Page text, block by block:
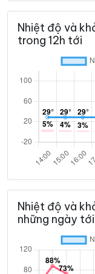
Nhiệt độ và
trong 12h tới
Nhiệt độ và
những ngày tới